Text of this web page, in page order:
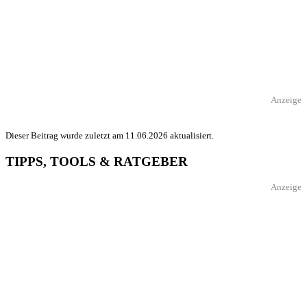
Anzeige
Dieser Beitrag wurde zuletzt am 11.06.2026 aktualisiert.
TIPPS, TOOLS & RATGEBER
Anzeige